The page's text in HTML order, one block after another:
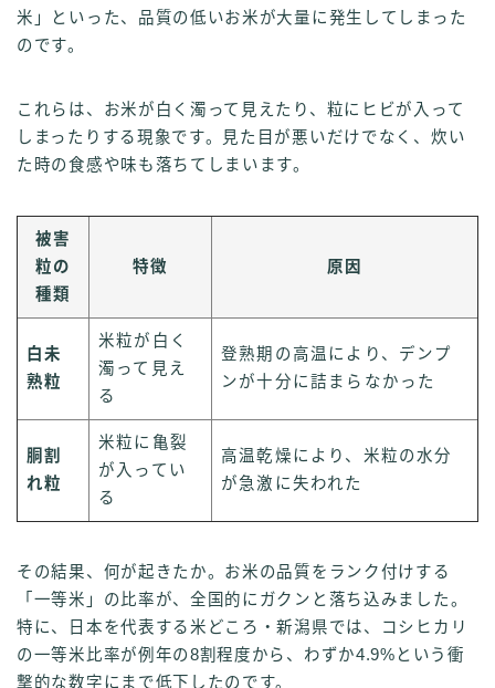
米」といった、品質の低いお米が大量に発生してしまった
のです。
これらは、お米が白く濁って見えたり、粒にヒビが入って
しまったりする現象です。見た目が悪いだけでなく、炊い
た時の食感や味も落ちてしまいます。
被害
粒の
種類
特徴 原因
白未
熟粒
米粒が白く
濁って見え
る
登熟期の高温により、デンプ
ンが十分に詰まらなかった
胴割
れ粒
米粒に亀裂
が入ってい
る
高温乾燥により、米粒の水分
が急激に失われた
その結果、何が起きたか。お米の品質をランク付けする
「一等米」の比率が、全国的にガクンと落ち込みました。
特に、日本を代表する米どころ・新潟県では、コシヒカリ
の一等米比率が例年の8割程度から、わずか4.9%という衝
撃的な数字にまで低下したのです。